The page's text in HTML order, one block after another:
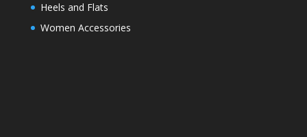
Heels and Flats
Women Accessories